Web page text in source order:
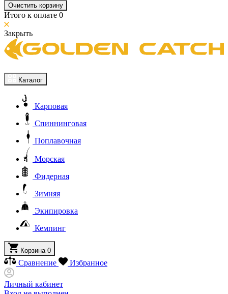
Очистить корзину
Итого к оплате 0
Закрыть
Каталог
Карповая
Спиннинговая
Поплавочная
Морская
Фидерная
Зимняя
Экипировка
Кемпинг
Корзина 0
Сравнение Избранное
Личный кабинет